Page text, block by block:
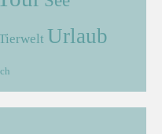
Urlaub